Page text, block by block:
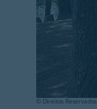
© Direitos Reservados